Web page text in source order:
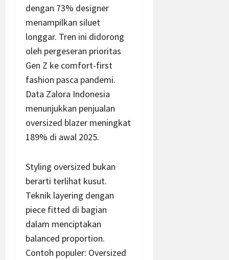
dengan 73% designer
menampilkan siluet
longgar. Tren ini didorong
oleh pergeseran prioritas
Gen Z ke comfort-first
fashion pasca pandemi.
Data Zalora Indonesia
menunjukkan penjualan
oversized blazer meningkat
189% di awal 2025.
Styling oversized bukan
berarti terlihat kusut.
Teknik layering dengan
piece fitted di bagian
dalam menciptakan
balanced proportion.
Contoh populer: Oversized